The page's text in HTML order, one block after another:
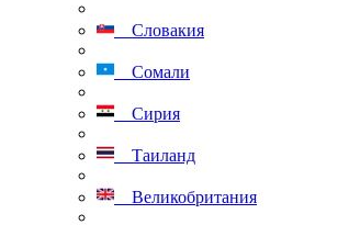
Словакия
Сомали
Сирия
Таиланд
Великобритания